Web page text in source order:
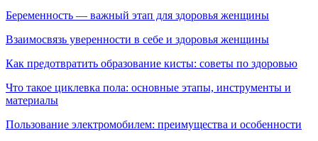
Беременность — важный этап для здоровья женщины
Взаимосвязь уверенности в себе и здоровья женщины
Как предотвратить образование кисты: советы по здоровью
Что такое циклевка пола: основные этапы, инструменты и
материалы
Пользование электромобилем: преимущества и особенности